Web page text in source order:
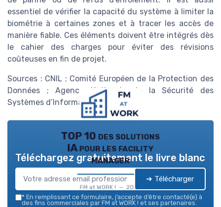
essentiel de vérifier la capacité du système à limiter la
biométrie à certaines zones et à tracer les accès de
manière fiable. Ces éléments doivent être intégrés dès
le cahier des charges pour éviter des révisions
coûteuses en fin de projet.
Sources : CNIL ; Comité Européen de la Protection des
Données ; Agence Nationale de la Sécurité des
Systèmes d’Information.
TOP 10 des solutions
IA pour les facility
manager
FM at WORK ! — 2026
Téléchargez gratuitement le livre blanc
➔ Télécharger
* En remplissant ce formulaire, j’accepte d’être contacté(e) à
des fins commerciales par FM at WORK ! et ses partenaires.